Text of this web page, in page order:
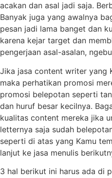
acakan dan asal jadi saja.
Banyak juga yang awalnya
pesan jadi lama banget dan
karena kejar target dan
pengerjaan asal-asalan,
Jika jasa content writer yang
maka perhatikan promosi
promosi belepotan seperti
dan huruf besar kecilnya.
kualitas content mereka jika
letternya saja sudah
seperti di atas yang Kamu
lanjut ke jasa menulis
3 hal berikut ini harus ada di